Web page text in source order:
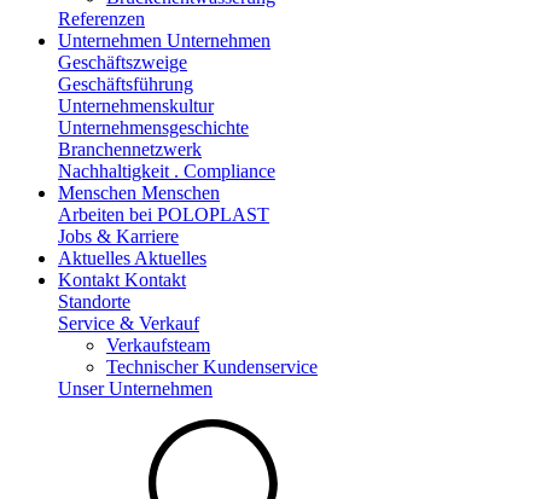
Referenzen
Unternehmen Unternehmen
Geschäftszweige
Geschäftsführung
Unternehmenskultur
Unternehmensgeschichte
Branchennetzwerk
Nachhaltigkeit . Compliance
Menschen Menschen
Arbeiten bei POLOPLAST
Jobs & Karriere
Aktuelles Aktuelles
Kontakt Kontakt
Standorte
Service & Verkauf
Verkaufsteam
Technischer Kundenservice
Unser Unternehmen